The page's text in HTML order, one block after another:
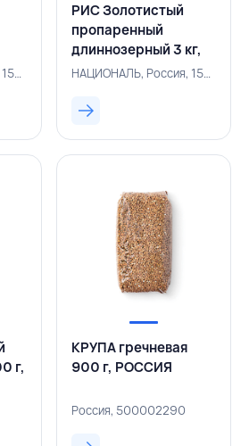
НАЦИОНАЛЬ, Россия, 156200592
РИС Золотистый
пропаренный
длиннозерный 3 кг,
РОССИЯ
НАЦИОНАЛЬ, Россия, 156200581
г,
КРУПА гречневая
900 г, РОССИЯ
Россия, 500002290